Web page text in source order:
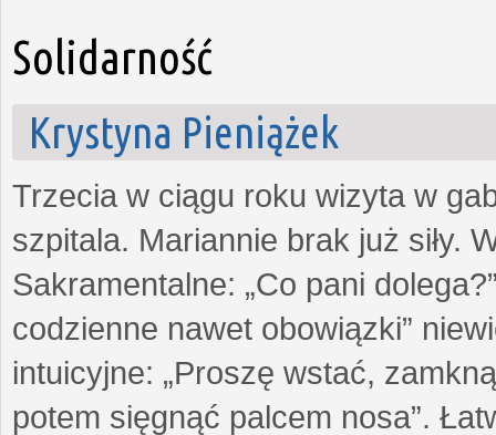
Solidarność
Krystyna Pieniążek
Trzecia w ciągu roku wizyta w
szpitala. Mariannie brak już siły.
Sakramentalne: „Co pani
codzienne nawet obowiązki”
intuicyjne: „Proszę wstać,
potem sięgnąć palcem nosa”.